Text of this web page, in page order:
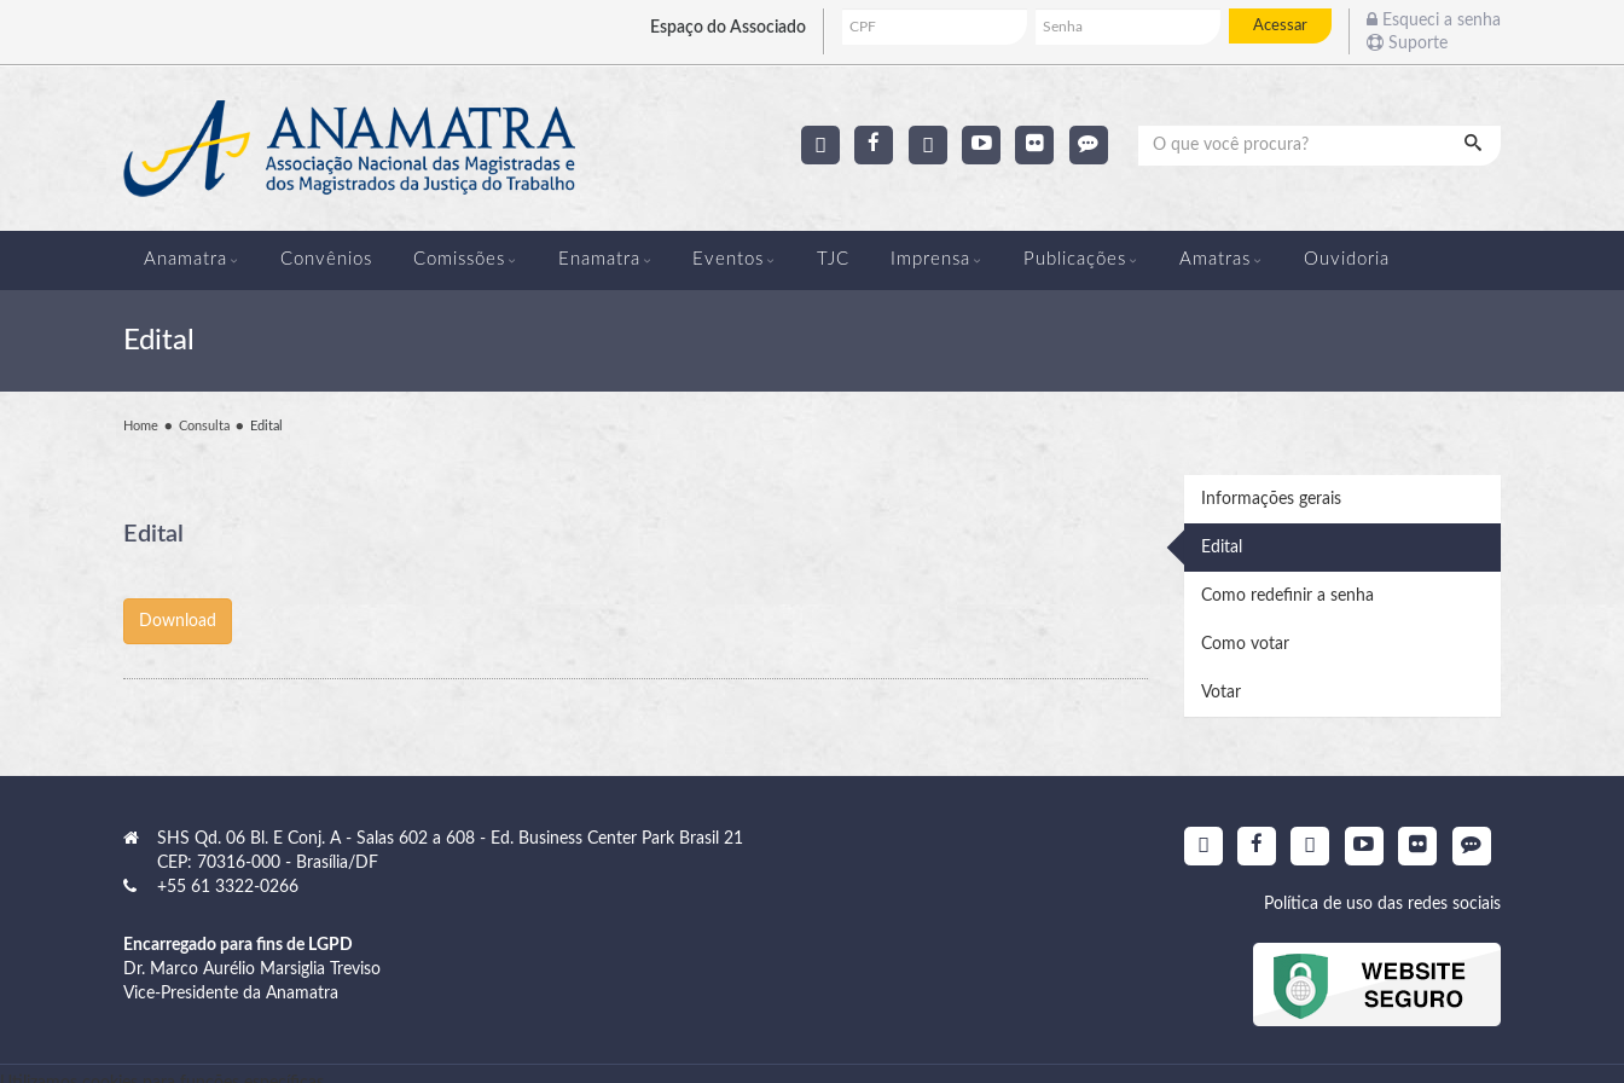
Espaço do Associado Acessar
Esqueci a senha
Suporte
Pesquisar
Anamatra Convênios Comissões Enamatra Eventos TJC Imprensa Publicações Amatras Ouvidoria
Edital
Home Consulta Edital
Edital
Informações gerais
Edital
Como redefinir a senha
Como votar
Votar
SHS Qd. 06 Bl. E Conj. A - Salas 602 a 608 - Ed. Business Center Park Brasil 21
CEP: 70316-000 - Brasília/DF
+55 61 3322-0266
Encarregado para fins de LGPD
Dr. Marco Aurélio Marsiglia Treviso
Vice-Presidente da Anamatra
Política de uso das redes sociais